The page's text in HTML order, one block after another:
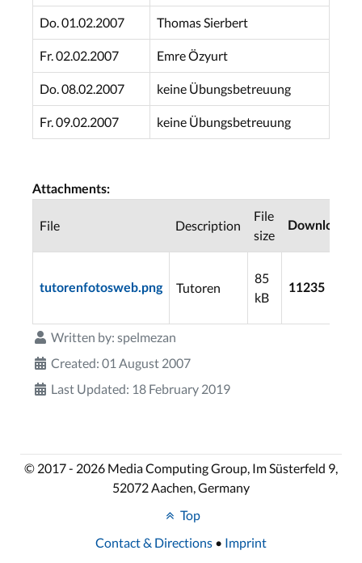
Do. 01.02.2007 Thomas Sierbert
Fr. 02.02.2007 Emre Özyurt
Do. 08.02.2007 keine Übungsbetreuung
Fr. 09.02.2007 keine Übungsbetreuung
Attachments:
File Description
File
size
Downloads
tutorenfotosweb.png Tutoren
85
kB
11235
Written by: spelmezan
Created: 01 August 2007
Last Updated: 18 February 2019
© 2017 - 2026 Media Computing Group, Im Süsterfeld 9,
52072 Aachen, Germany
Top
Contact & Directions • Imprint